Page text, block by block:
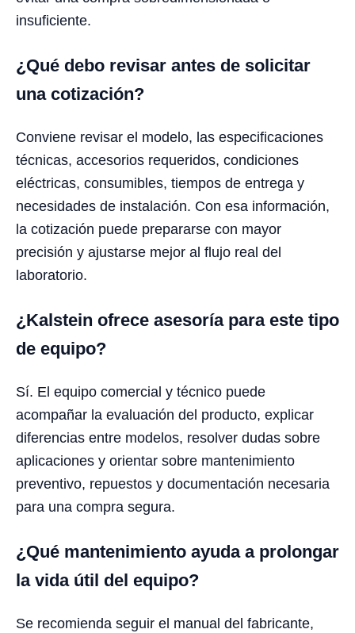
insuficiente.
¿Qué debo revisar antes de solicitar
una cotización?
Conviene revisar el modelo, las especificaciones
técnicas, accesorios requeridos, condiciones
eléctricas, consumibles, tiempos de entrega y
necesidades de instalación. Con esa información,
la cotización puede prepararse con mayor
precisión y ajustarse mejor al flujo real del
laboratorio.
¿Kalstein ofrece asesoría para este tipo
de equipo?
Sí. El equipo comercial y técnico puede
acompañar la evaluación del producto, explicar
diferencias entre modelos, resolver dudas sobre
aplicaciones y orientar sobre mantenimiento
preventivo, repuestos y documentación necesaria
para una compra segura.
¿Qué mantenimiento ayuda a prolongar
la vida útil del equipo?
Se recomienda seguir el manual del fabricante,